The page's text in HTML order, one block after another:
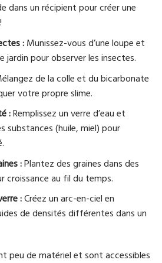
dans un récipient pour créer une
:Munissez-vous d’une loupe et
pour observer les insectes.
de la colle et du bicarbonate
votre propre slime.
:Remplissez un verre d’eau et
(huile, miel) pour
:Plantez des graines dans des
croissance au fil du temps.
:Créez un arc-en-ciel en
de densités différentes dans un
peu de matériel et sont accessibles